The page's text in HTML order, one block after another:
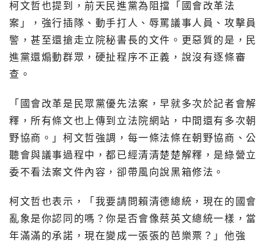
柯文哲也提到，前天民進黨為阻擋「國會改革法
案」，強行插隊、動手打人、辱罵議事人員、攻擊員
警，甚至還搶走立院秘書長的文件。更惡質的是，民
進黨還煽動群眾，硬扯程序不正義，說沒有逐條審
查。
「國會改革是民眾黨優先法案，早就多次於記者會解
釋，所有條文也上傳到立法院網站，中間還有多次朝
野協商。」柯文哲強調，每一條法條在朝野協商、公
聽會與議事過程中，都已經清清楚楚解釋，是綠營立
委不看法案文件內容，卻帶風向說黑箱修法。
柯文哲也表示，「我要請問賴清德總統，現在的國會
亂象是你認同的嗎？你是否會像蔡英文總統一樣，當
年滿滿的承諾，現在變成一張張的芭樂票？」他強